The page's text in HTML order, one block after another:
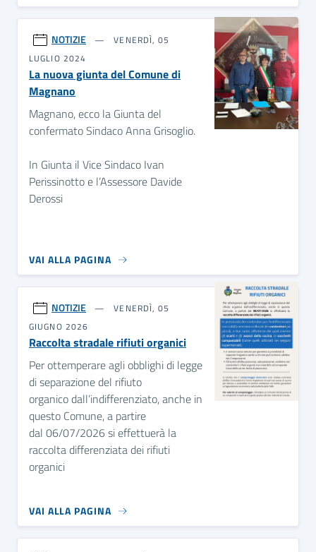
NOTIZIE
VENERDÌ, 05
LUGLIO 2024
La nuova giunta del Comune di
Magnano
Magnano, ecco la Giunta del
confermato Sindaco Anna Grisoglio.
In Giunta il Vice Sindaco Ivan
Perissinotto e l’Assessore Davide
Derossi
VAI ALLA PAGINA
NOTIZIE
VENERDÌ, 05
GIUGNO 2026
Raccolta stradale rifiuti organici
Per ottemperare agli obblighi di legge
di separazione del rifiuto
organico dall’indifferenziato, anche in
questo Comune, a partire
dal 06/07/2026 si effettuerà la
raccolta differenziata dei rifiuti
organici
VAI ALLA PAGINA